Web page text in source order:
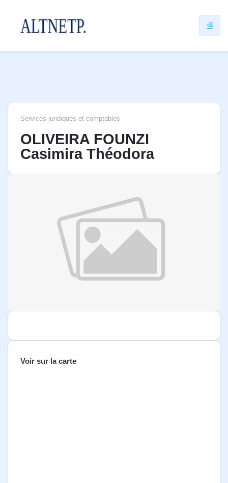
Services juridiques et comptables
OLIVEIRA FOUNZI
Casimira Théodora
Voir sur la carte